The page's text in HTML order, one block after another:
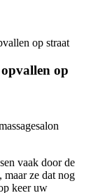
op straat
op
vaak door de
maar ze dat nog
keer uw